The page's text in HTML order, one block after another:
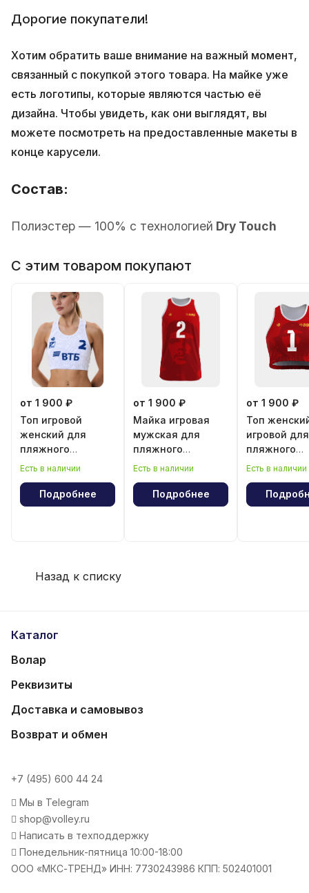
Дорогие покупатели!
Хотим обратить ваше внимание на важный момент,
связанный с покупкой этого товара. На майке уже
есть логотипы, которые являются частью её
дизайна. Чтобы увидеть, как они выглядят, вы
можете посмотреть на предоставленные макеты в
конце карусели.
Состав:
Полиэстер — 100% с технологией Dry Touch
С этим товаром покупают
от 1 900 ₽
Топ игровой
женский для
пляжного
волейбола
Есть в наличии
Подробнее
от 1 900 ₽
Майка игровая
мужская для
пляжного
волейбола
Гевара"
Есть в наличии
Подробнее
от 1 900 ₽
Топ
игровой для
пляжного
волейбола
Гевара"
Есть в наличии
Назад к списку
Каталог
Волар
Реквизиты
Доставка и самовывоз
Возврат и обмен
+7 (495) 600 44 24
Мы в Telegram
shop@volley.ru
Написать в техподдержку
Понедельник-пятница 10:00-18:00
ООО «МКС-ТРЕНД» ИНН: 7730243986 КПП: 502401001